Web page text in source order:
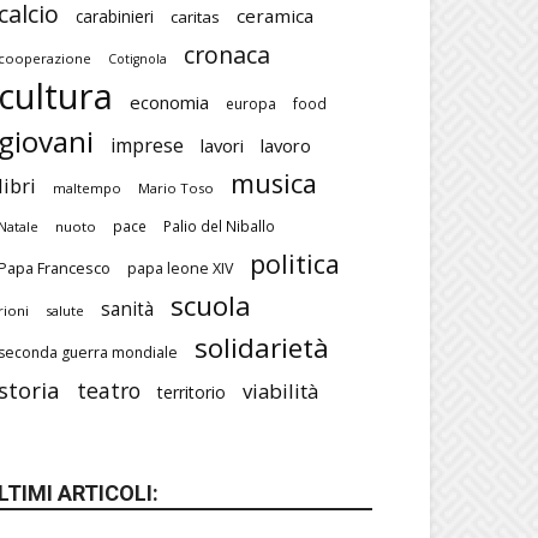
carabinieri caritas ceramica
Cotignola cronaca
economia europa food
imprese lavori lavoro
maltempo Mario Toso musica
nuoto pace Palio del Niballo
Francesco papa leone XIV politica
salute sanità scuola
guerra mondiale solidarietà
teatro territorio viabilità
ARTICOLI: